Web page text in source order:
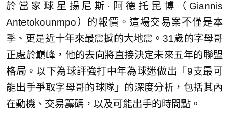
於當家球星揚尼斯·阿德托昆博（Giannis
Antetokounmpo）的報價。這場交易案不僅是本
季、更是近十年來最震撼的大地震。31歲的字母哥
正處於巔峰，他的去向將直接決定未來五年的聯盟
格局。以下為球評強打中年為球迷做出「9支最可
能出手爭取字母哥的球隊」的深度分析，包括其內
在動機、交易籌碼，以及可能出手的時間點。